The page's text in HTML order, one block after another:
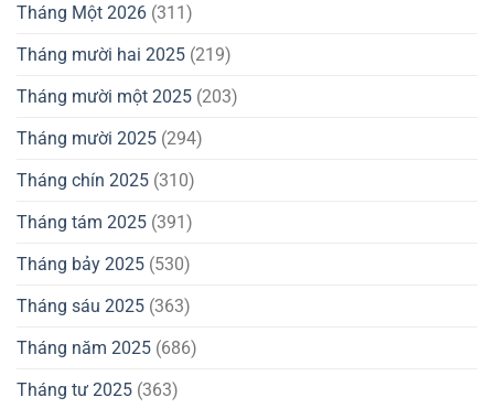
Tháng Một 2026 (311)
Tháng mười hai 2025 (219)
Tháng mười một 2025 (203)
Tháng mười 2025 (294)
Tháng chín 2025 (310)
Tháng tám 2025 (391)
Tháng bảy 2025 (530)
Tháng sáu 2025 (363)
Tháng năm 2025 (686)
Tháng tư 2025 (363)